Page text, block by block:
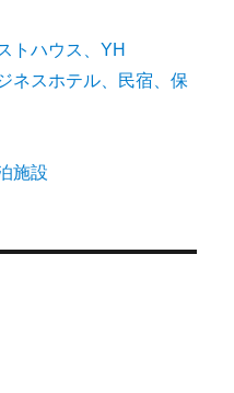
トハウス、YH
ネスホテル、民宿、保
施設